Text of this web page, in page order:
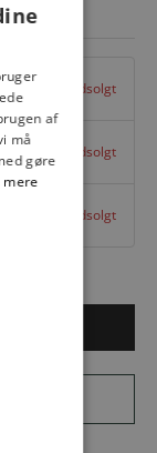
Udsolgt
Udsolgt
Udsolgt
af
må
gøre
mere